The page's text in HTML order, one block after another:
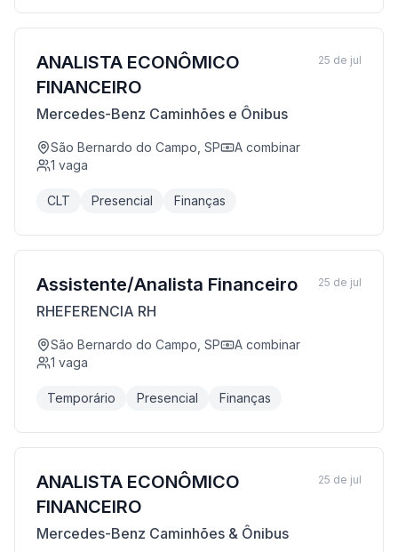
ANALISTA ECONÔMICO
FINANCEIRO
Mercedes-Benz Caminhões e Ônibus
São Bernardo do Campo, SP
A combinar
1 vaga
CLT Presencial Finanças
25 de jul
Assistente/Analista Financeiro
RHEFERENCIA RH
São Bernardo do Campo, SP
A combinar
1 vaga
Temporário Presencial Finanças
25 de jul
ANALISTA ECONÔMICO
FINANCEIRO
Mercedes-Benz Caminhões & Ônibus
25 de jul